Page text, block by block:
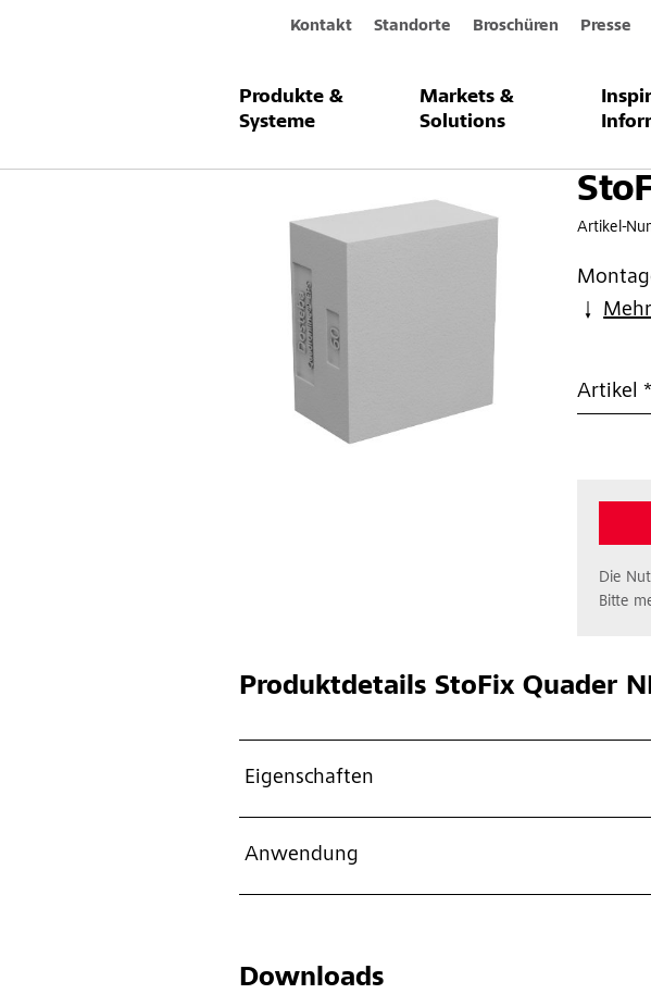
Kontakt Standorte Broschüren Presse
Produkte &
Systeme
Markets &
Solutions
Produkte & Systeme StoFix Quader ND Mini
Artikel-
Artikel *
Die
Bitte
ProduktdetailsStoFix Quader
Eigenschaften
Anwendung
Downloads